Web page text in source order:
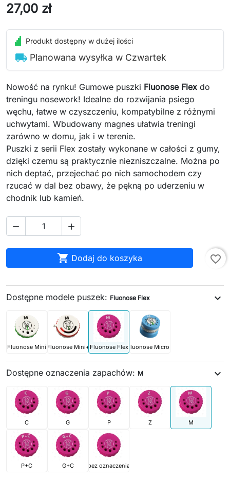
27,00 zł
Produkt dostępny w dużej ilości
local_shipping Planowana wysyłka w Czwartek
Nowość na rynku! Gumowe puszki Fluonose Flex do
treningu nosework! Idealne do rozwijania psiego
węchu, łatwe w czyszczeniu, kompatybilne z różnymi
uchwytami. Wbudowany magnes ułatwia treningi
zarówno w domu, jak i w terenie.
Puszki z serii Flex zostały wykonane w całości z gumy,
dzięki czemu są praktycznie niezniszczalne. Można po
nich deptać, przejechać po nich samochodem czy
rzucać w dal bez obawy, że pękną po uderzeniu w
chodnik lub kamień.
 
 Dodaj do koszyka favorite_border
Dostępne modele puszek: Fluonose Flex expand_more
Fluonose Mini Fluonose Mini+ Fluonose FlexFluonose Micro+
Dostępne oznaczenia zapachów: M expand_more
C G P Z M
P+C G+C bez oznaczenia